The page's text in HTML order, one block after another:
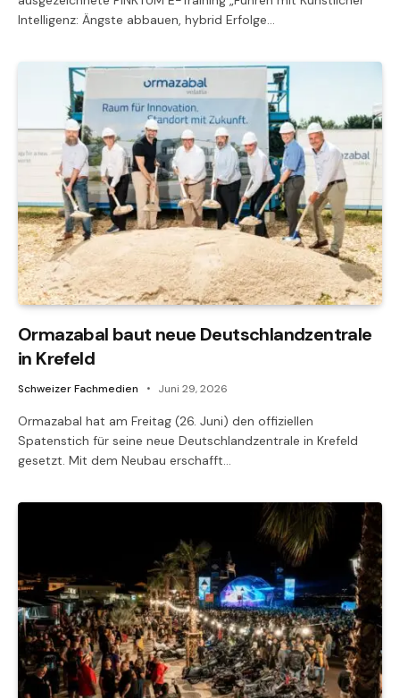
Intelligenz: Ängste abbauen, hybrid Erfolge…
Ormazabal baut neue Deutschlandzentrale
in Krefeld
Schweizer Fachmedien Juni 29, 2026
Ormazabal hat am Freitag (26. Juni) den offiziellen
Spatenstich für seine neue Deutschlandzentrale in Krefeld
gesetzt. Mit dem Neubau erschafft…